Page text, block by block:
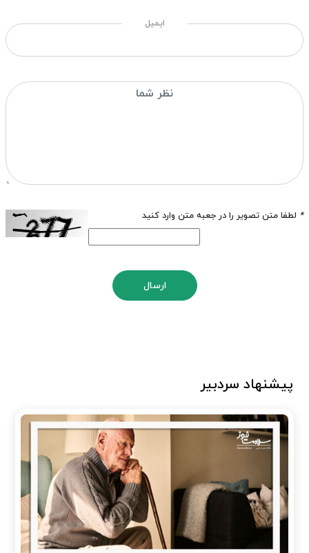
ایمیل
* لطفا متن تصویر را در جعبه متن وارد کنید
ارسال
پیشنهاد سردبیر